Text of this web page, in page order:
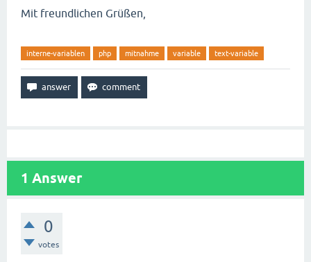
Mit freundlichen Grüßen,
interne-variablen php mitnahme variable text-variable
1 Answer
0
votes